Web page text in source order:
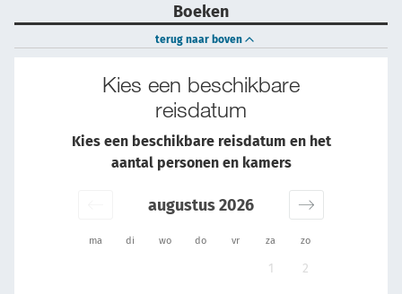
Boeken
terug naar boven
Kies een beschikbare
reisdatum
Kies een beschikbare reisdatum en het
aantal personen en kamers
ma di wo do vr za zo
augustus 2026
1 2